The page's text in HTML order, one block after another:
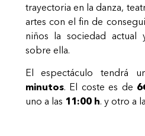
trayectoria en la danza,
artes con el fin de
niños la sociedad actual
sobre ella.
El espectáculo tendrá
minutos. El coste es de
uno a las 11:00 h. y otro a